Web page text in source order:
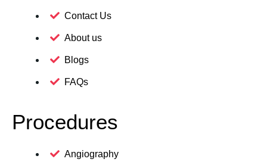
Contact Us
About us
Blogs
FAQs
Procedures
Angiography